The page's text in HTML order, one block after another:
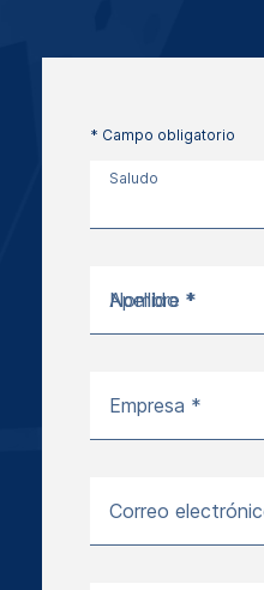
* Campo obligatorio
Saludo
Nombre *
Apellido *
Empresa *
Correo